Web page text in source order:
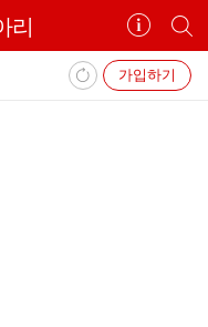
⠀
카
페
정
보
개
별
카
페
가입하기